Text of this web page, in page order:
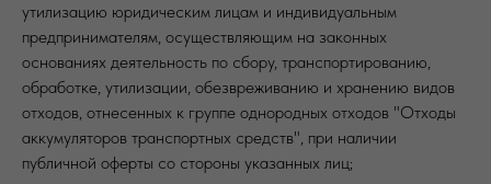
утилизацию юридическим лицам и индивидуальным
предпринимателям, осуществляющим на законных
основаниях деятельность по сбору, транспортированию,
обработке, утилизации, обезвреживанию и хранению видов
отходов, отнесенных к группе однородных отходов "Отходы
аккумуляторов транспортных средств", при наличии
публичной оферты со стороны указанных лиц;